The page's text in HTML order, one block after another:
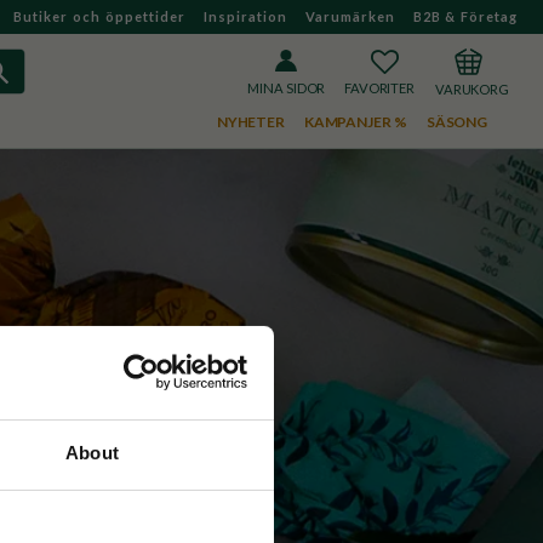
About
Butiker och öppettider Inspiration Varumärken B2B & Företag
MINA SIDOR
FAVORITERKUNDVAGN
NYHETER KAMPANJER % SÄSONG